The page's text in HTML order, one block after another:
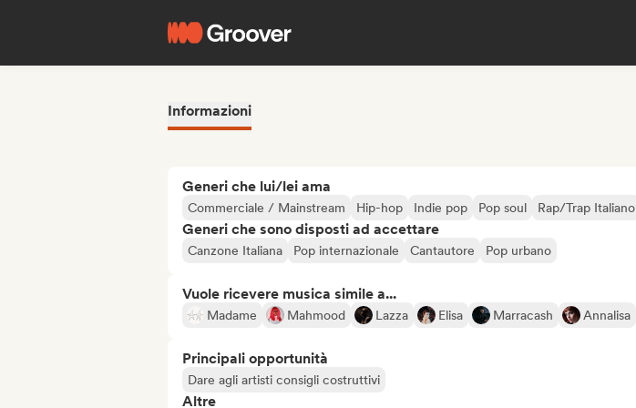
Informazioni
Generi che lui/lei ama
Commerciale / Mainstream Hip-hop Indie pop Pop soul Rap/Trap Italiano
Generi che sono disposti ad accettare
Canzone Italiana Pop internazionale Cantautore Pop urbano
Vuole ricevere musica simile a...
Madame Mahmood Lazza Elisa Marracash Annalisa
Principali opportunità
Dare agli artisti consigli costruttivi
Altre